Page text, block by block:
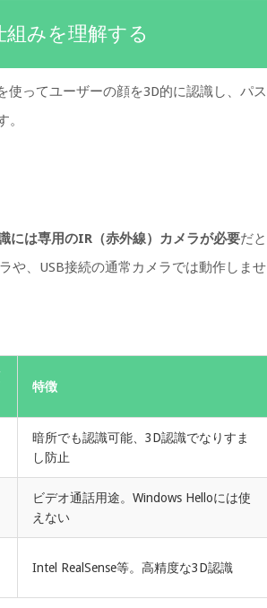
みを理解する
ってユーザーの顔を3D的に認識し、パス
には専用のIR（赤外線）カメラが必要だと
や、USB接続の通常カメラでは動作しませ
特徴
暗所でも認識可能、3D認識でなりすま
し防止
ビデオ通話用途。Windows Helloには使
えない
Intel RealSense等。高精度な3D認識